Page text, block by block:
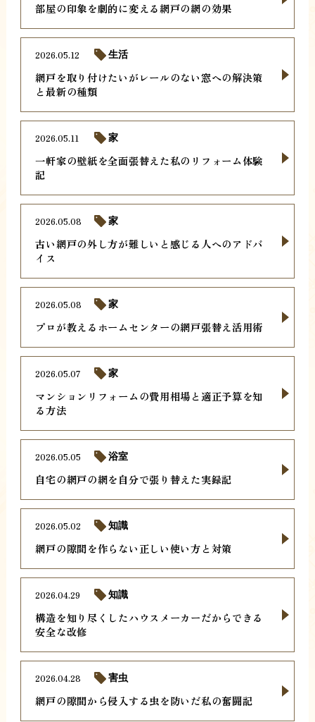
部屋の印象を劇的に変える網戸の網の効果
網戸を取り付けたいがレールのない窓への解決策
と最新の種類
2026.05.12 生活
一軒家の壁紙を全面張替えた私のリフォーム体験
記
2026.05.11 家
古い網戸の外し方が難しいと感じる人へのアドバ
イス
2026.05.08 家
プロが教えるホームセンターの網戸張替え活用術
2026.05.08 家
マンションリフォームの費用相場と適正予算を知
る方法
2026.05.07 家
自宅の網戸の網を自分で張り替えた実録記
2026.05.05 浴室
網戸の隙間を作らない正しい使い方と対策
2026.05.02 知識
構造を知り尽くしたハウスメーカーだからできる
安全な改修
2026.04.29 知識
網戸の隙間から侵入する虫を防いだ私の奮闘記
2026.04.28 害虫